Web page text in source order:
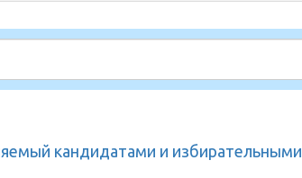
кандидатами и избирательными